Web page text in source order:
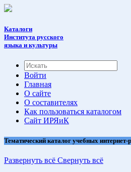
Каталоги
Института русского
языка и культуры
Войти
Главная
О сайте
О составителях
Как пользоваться каталогом
Cайт ИРЯиК
Тематический каталог учебных
Развернуть всё Свернуть всё